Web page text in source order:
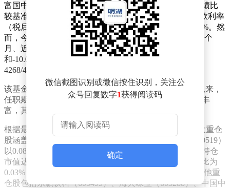
富国中证消费50ETF联接A成立于2020年3月18日，其业绩比
较基准为中证消费50指数收益率的95%加上银行活期存款利率
（税后）的5%。自成立以来，该基金累计收益率为9.63%。然
而，今年以来该基金表现不佳，收益率为-13.19%。近一个
月、近一年和近三年的收益率分别为-7.07%、-11.27%
和-10.06%。在近一年的同类基金排名中，该基金位列
4268/4715，处于相对靠后的位置。
该基金由基金经理王乐乐管理，自2020年2月19日接手以来，
任职期内收益率为8.6%。王乐乐在消费板块的投资经验丰
富，其管理风格备受投资者关注。
根据最新定期报告，富国中证消费50ETF联接A的前十大重仓
股涵盖了多个消费领域龙头企业。其中，贵州茅台（600519）
以0.08%的持仓占比位居首位，持仓股数为60087万股，持仓
市值达数亿元。伊利股份（600887）紧随其后，持仓占比为
0.03%，持仓股数为12800股，持仓市值为33.73万元。其他重
仓股包括东鹏饮料（605499）、海天味业（603288）、中国中
微信截图识别或微信按住识别，关注公
众号回复数字1获得阅读码
确定